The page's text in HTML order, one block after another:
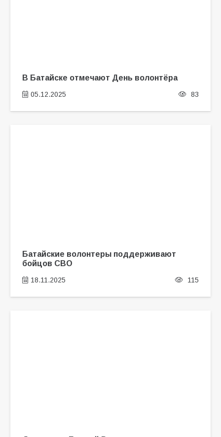
В Батайске отмечают День волонтёра
05.12.2025 83
Батайские волонтеры поддерживают
бойцов СВО
18.11.2025 115